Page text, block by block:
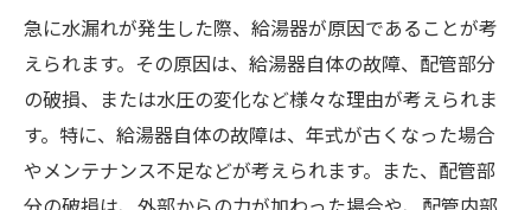
スが必要な理由
急に水漏れが発生した際、給湯器が原因であることが考
えられます。その原因は、給湯器自体の故障、配管部分
の破損、または水圧の変化など様々な理由が考えられま
す。特に、給湯器自体の故障は、年式が古くなった場合
やメンテナンス不足などが考えられます。また、配管部